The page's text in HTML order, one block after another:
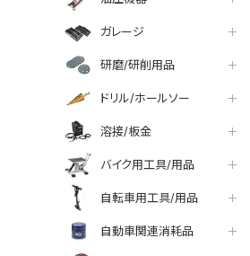
ガレージ
研磨/研削用品
ドリル/ホールソー
溶接/板金
バイク用工具/用品
自転車用工具/用品
自動車関連消耗品